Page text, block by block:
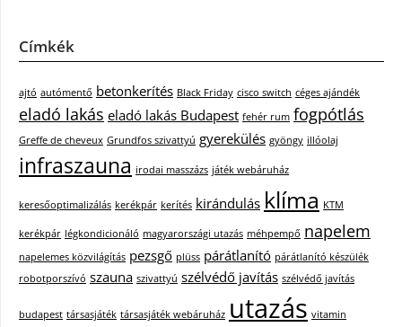
Címkék
ajtó autómentő betonkerítés Black Friday cisco switch céges ajándék
eladó lakás eladó lakás Budapest fehér rum fogpótlás
Greffe de cheveux Grundfos szivattyú gyerekülés gyöngy illóolaj
infraszauna irodai masszázs játék webáruház
keresőoptimalizálás kerékpár kerítés kirándulás klíma KTM
kerékpár légkondicionáló magyarországi utazás méhpempő napelem
napelemes közvilágítás pezsgő plüss párátlanító párátlanító készülék
robotporszívó szauna szivattyú szélvédő javítás szélvédő javítás
budapest társasjáték társasjáték webáruház utazás vitamin